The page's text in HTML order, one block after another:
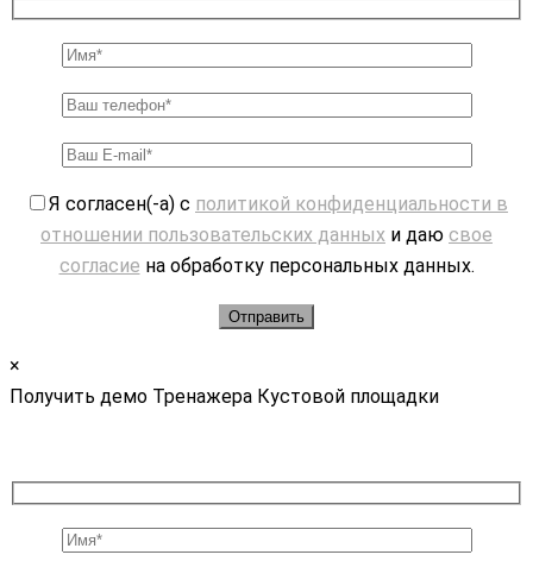
Я согласен(-а) с политикой конфиденциальности в
отношении пользовательских данных и даю свое
согласие на обработку персональных данных.
×
Получить демо Тренажера Кустовой площадки